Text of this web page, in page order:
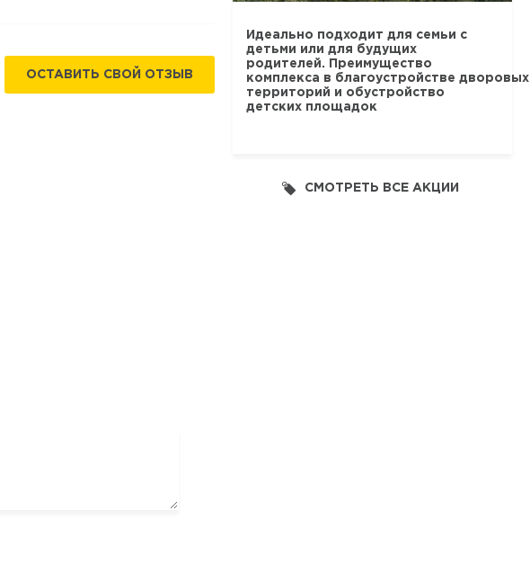
ОСТАВИТЬ СВОЙ ОТЗЫВ
Идеально подходит для семьи с
детьми или для будущих
родителей. Преимущество
комплекса в благоустройстве дворовых
территорий и обустройство
детских площадок
СМОТРЕТЬ ВСЕ АКЦИИ